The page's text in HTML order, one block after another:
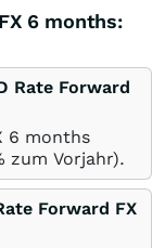
6 months:
Rate Forward
6 months
zum Vorjahr).
Forward FX